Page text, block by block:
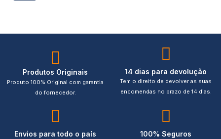
Produtos Originais
Produto 100% Original com garantia
do fornecedor.
14 dias para devolução
Tem o direito de devolver as suas
encomendas no prazo de 14 dias.
Envios para todo o país 100% Seguros